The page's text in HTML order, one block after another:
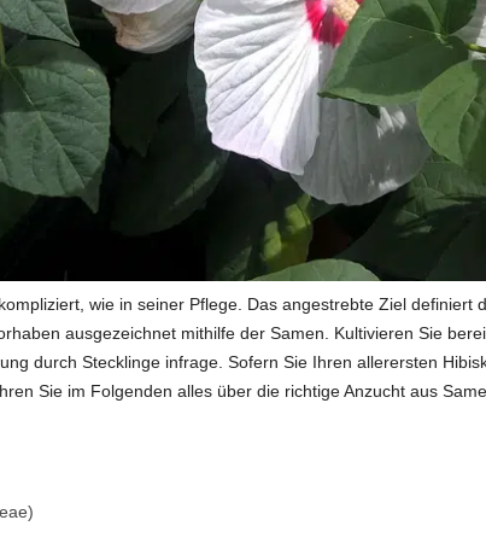
wie in seiner Pflege. Das angestrebte Ziel definiert
ausgezeichnet mithilfe der Samen. Kultivieren Sie
durch Stecklinge infrage. Sofern Sie Ihren allerersten
Sie im Folgenden alles über die richtige Anzucht aus